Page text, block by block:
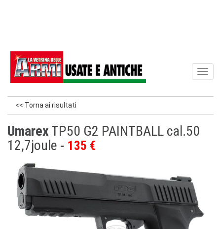
<< Torna ai risultati
Umarex TP50 G2 PAINTBALL cal.50
12,7joule
135 €